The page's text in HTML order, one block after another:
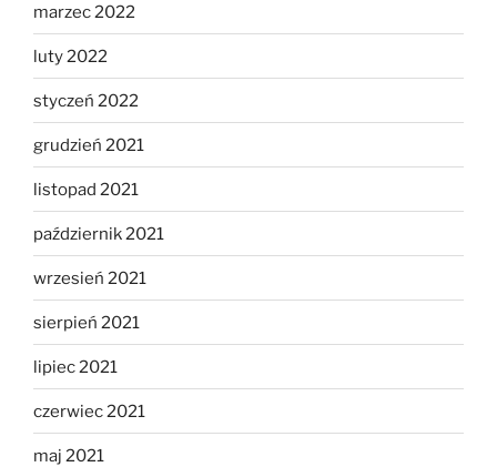
marzec 2022
luty 2022
styczeń 2022
grudzień 2021
listopad 2021
październik 2021
wrzesień 2021
sierpień 2021
lipiec 2021
czerwiec 2021
maj 2021